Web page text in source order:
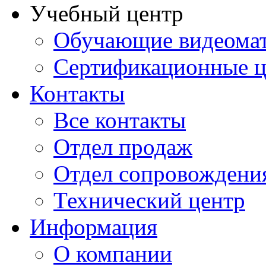
Учебный центр
Обучающие
Сертификационные
Контакты
Все контакты
Отдел продаж
Отдел
Технический центр
Информация
О компании